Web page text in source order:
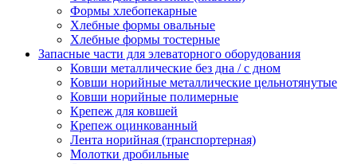
Формы хлебопекарные
Хлебные формы овальные
Хлебные формы тостерные
Запасные части для элеваторного оборудования
Ковши металлические без дна / с дном
Ковши норийные металлические цельнотянутые
Ковши норийные полимерные
Крепеж для ковшей
Крепеж оцинкованный
Лента норийная (транспортерная)
Молотки дробильные